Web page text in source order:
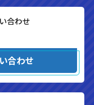
合わせ
合わせ